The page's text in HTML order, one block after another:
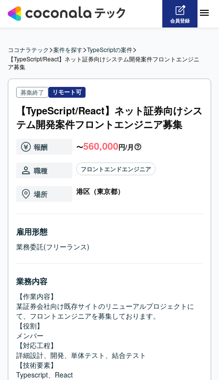
会員登録
ココナラテック>案件を探す>TypeScriptの案件>
【TypeScript/React】ネット証券向けシステム開発案件フロントエンジニ
ア募集
募集終了 リモート可
【TypeScript/React】ネット証券向けシス
テム開発案件フロントエンジニア募集
報酬 〜560,000円/月
職種 フロントエンドエンジニア
場所 港区（東京都）
雇用形態
業務委託(フリーランス)
業務内容
【作業内容】
某証券会社向け既存サイトのリニューアルプロジェクトに
て、フロントエンジニアを募集しております。
【役割】
メンバー
【対応工程】
詳細設計、開発、単体テスト、結合テスト
【技術要素】
Typescript、React